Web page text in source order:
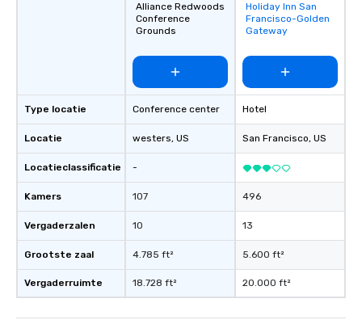
Type locatie
Locatie
Locatieclassificatie
Kamers
Vergaderzalen
Grootste zaal
Vergaderruimte
Alliance Redwoods
Conference
Grounds
Conference center
westers, US
-
107
10
4.785 ft²
18.728 ft²
Removed from
favorites
Holiday Inn San
Francisco-Golden
Gateway
Hotel
San Francisco, US
496
13
5.600 ft²
20.000 ft²